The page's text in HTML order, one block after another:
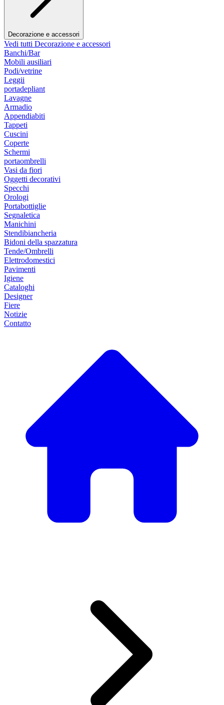
Decorazione e accessori
Vedi tutti Decorazione e accessori
Banchi/Bar
Mobili ausiliari
Podi/vetrine
Leggii
portadepliant
Lavagne
Armadio
Appendiabiti
Tappeti
Cuscini
Coperte
Schermi
portaombrelli
Vasi da fiori
Oggetti decorativi
Specchi
Orologi
Portabottiglie
Segnaletica
Manichini
Stendibiancheria
Bidoni della spazzatura
Tende/Ombrelli
Elettrodomestici
Pavimenti
Igiene
Cataloghi
Designer
Fiere
Notizie
Contatto